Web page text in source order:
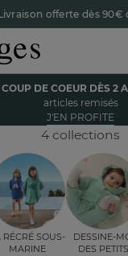
offerte dès 90€
Retour offert avec
en 3x ou 4x sans frais
Linvosges : offrez
découvre
coup de coeurdès 2
profite
DE COEUR DÈS 2
articles remisés
J'EN PROFITE
Accessoires
4 collections
récré sous-
marine
Dessine-
des petits